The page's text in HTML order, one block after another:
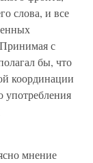
слова, и все
с
бы, что
координации
употребления
мнение